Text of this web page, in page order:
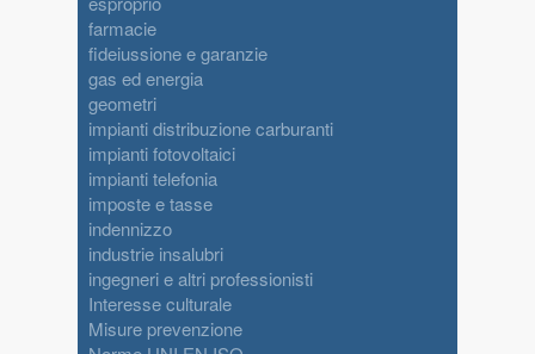
farmacie
fideiussione e garanzie
gas ed energia
geometri
impianti distribuzione carburanti
impianti fotovoltaici
impianti telefonia
imposte e tasse
indennizzo
industrie insalubri
ingegneri e altri professionisti
Interesse culturale
Misure prevenzione